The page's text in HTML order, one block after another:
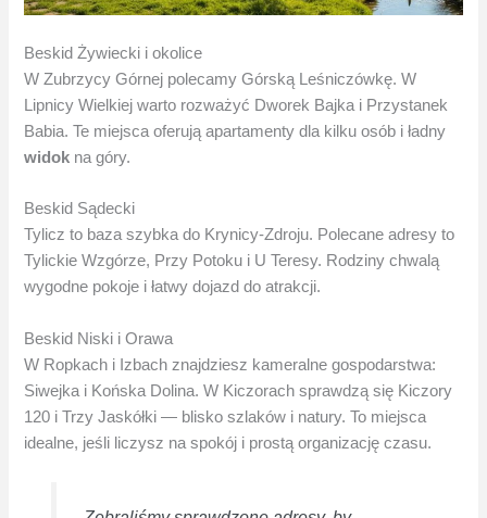
Beskid Żywiecki i okolice
W Zubrzycy Górnej polecamy Górską Leśniczówkę. W
Lipnicy Wielkiej warto rozważyć Dworek Bajka i Przystanek
Babia. Te miejsca oferują apartamenty dla kilku osób i ładny
widok na góry.
Beskid Sądecki
Tylicz to baza szybka do Krynicy-Zdroju. Polecane adresy to
Tylickie Wzgórze, Przy Potoku i U Teresy. Rodziny chwalą
wygodne pokoje i łatwy dojazd do atrakcji.
Beskid Niski i Orawa
W Ropkach i Izbach znajdziesz kameralne gospodarstwa:
Siwejka i Końska Dolina. W Kiczorach sprawdzą się Kiczory
120 i Trzy Jaskółki — blisko szlaków i natury. To miejsca
idealne, jeśli liczysz na spokój i prostą organizację czasu.